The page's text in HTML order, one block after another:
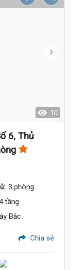
10
6, Thủ
3 phòng
tầng
Bắc
Chia sẻ